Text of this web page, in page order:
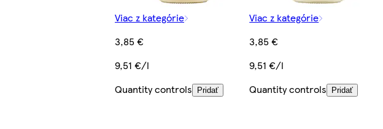
Viac z kategórie
3,85 €
9,51 €/l
Quantity controls
Pridať
Viac z kategórie
3,85 €
9,51 €/l
Quantity controls
Pridať